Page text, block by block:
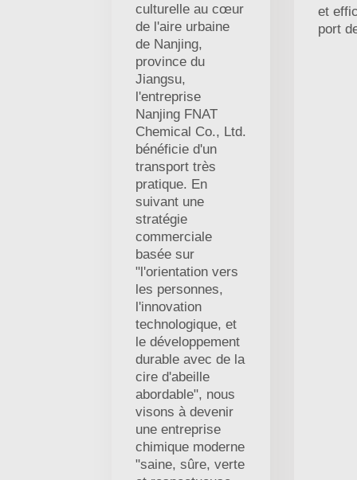
culturelle au cœur
de l'aire urbaine
de Nanjing,
province du
Jiangsu,
l'entreprise
Nanjing FNAT
Chemical Co., Ltd.
bénéficie d'un
transport très
pratique. En
suivant une
stratégie
commerciale
basée sur
"l'orientation vers
les personnes,
l'innovation
technologique, et
le développement
durable avec de la
cire d'abeille
abordable", nous
visons à devenir
une entreprise
chimique moderne
"saine, sûre, verte
et
port